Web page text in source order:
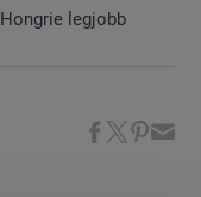
legjobb